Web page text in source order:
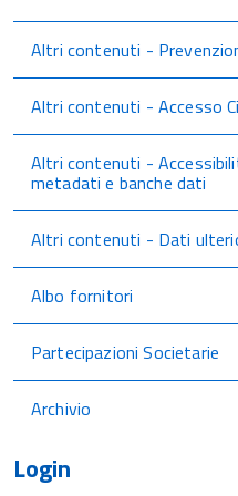
Altri contenuti -
Altri contenuti - Accesso
Altri contenuti -
metadati e banche dati
Altri contenuti - Dati
Albo fornitori
Partecipazioni Societarie
Archivio
Login